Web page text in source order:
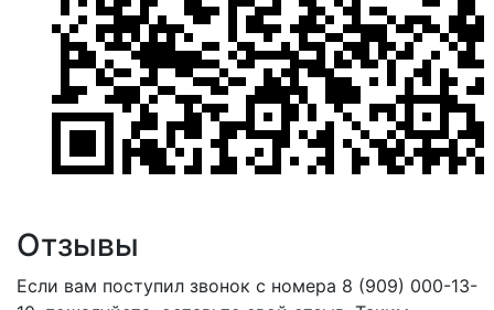
Отзывы
Если вам поступил звонок с номера 8 (909) 000-13-